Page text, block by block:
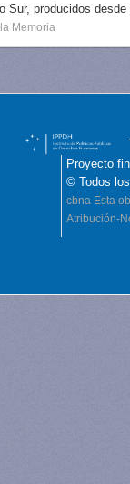
Sur, producidos desde
Memoria
Proyecto
© Todos
cbna Esta
Atribución-